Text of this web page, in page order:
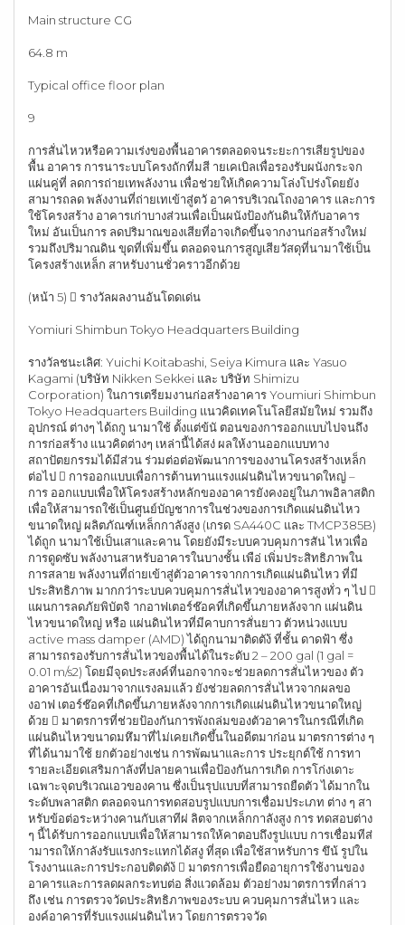
Main structure CG
64.8 m
Typical office floor plan
9
การสั่นไหวหรือความเร่งของพื้นอาคารตลอดจนระยะการเสียรูปของ
พื้น อาคาร การนาระบบโครงถักที่มสี ายเคเบิลเพื่อรองรับผนังกระจก
แผ่นคู่ที่ ลดการถ่ายเทพลังงาน เพื่อช่วยให้เกิดความโล่งโปร่งโดยยัง
สามารถลด พลังงานที่ถ่ายเทเข้าสู่ตวั อาคารบริเวณโถงอาคาร และการ
ใช้โครงสร้าง อาคารเก่าบางส่วนเพื่อเป็นผนังป้องกันดินให้กับอาคาร
ใหม่ อันเป็นการ ลดปริมาณของเสียที่อาจเกิดขึ้นจากงานก่อสร้างใหม่
รวมถึงปริมาณดิน ขุดที่เพิ่มขึ้น ตลอดจนการสูญเสียวัสดุที่นามาใช้เป็น
โครงสร้างเหล็ก สาหรับงานชั่วคราวอีกด้วย
(หน้า 5)  รางวัลผลงานอันโดดเด่น
Yomiuri Shimbun Tokyo Headquarters Building
รางวัลชนะเลิศ: Yuichi Koitabashi, Seiya Kimura และ Yasuo
Kagami (บริษัท Nikken Sekkei และ บริษัท Shimizu
Corporation) ในการเตรียมงานก่อสร้างอาคาร Youmiuri Shimbun
Tokyo Headquarters Building แนวคิดเทคโนโลยีสมัยใหม่ รวมถึง
อุปกรณ์ ต่างๆ ได้ถกู นามาใช้ ตั้งแต่ข้นั ตอนของการออกแบบไปจนถึง
การก่อสร้าง แนวคิดต่างๆ เหล่านี้ได้สง่ ผลให้งานออกแบบทาง
สถาปัตยกรรมได้มีส่วน ร่วมต่อต่อพัฒนาการของงานโครงสร้างเหล็ก
ต่อไป  การออกแบบเพื่อการต้านทานแรงแผ่นดินไหวขนาดใหญ่ –
การ ออกแบบเพื่อให้โครงสร้างหลักของอาคารยังคงอยู่ในภาพอิลาสติก
เพื่อให้สามารถใช้เป็นศูนย์บัญชาการในช่วงของการเกิดแผ่นดินไหว
ขนาดใหญ่ ผลิตภัณฑ์เหล็กกาลังสูง (เกรด SA440C และ TMCP385B)
ได้ถูก นามาใช้เป็นเสาและคาน โดยยังมีระบบควบคุมการสัน่ ไหวเพื่อ
การดูดซับ พลังงานสาหรับอาคารในบางชั้น เพือ่ เพิ่มประสิทธิภาพใน
การสลาย พลังงานที่ถ่ายเข้าสู่ตัวอาคารจากการเกิดแผ่นดินไหว ที่มี
ประสิทธิภาพ มากกว่าระบบควบคุมการสั่นไหวของอาคารสูงทั่ว ๆ ไป 
แผนการลดภัยพิบัตจิ ากอาฟเตอร์ช๊อคที่เกิดขึ้นภายหลังจาก แผ่นดิน
ไหวขนาดใหญ่ หรือ แผ่นดินไหวที่มีคาบการสั่นยาว ตัวหน่วงแบบ
active mass damper (AMD) ได้ถูกนามาติดตัง้ ที่ชั้น ดาดฟ้า ซึ่ง
สามารถรองรับการสั่นไหวของพื้นได้ในระดับ 2 – 200 gal (1 gal =
0.01 m/s2) โดยมีจุดประสงค์ที่นอกจากจะช่วยลดการสั่นไหวของ ตัว
อาคารอันเนื่องมาจากแรงลมแล้ว ยังช่วยลดการสั่นไหวจากผลขอ
งอาฟ เตอร์ช๊อคที่เกิดขึ้นภายหลังจากการเกิดแผ่นดินไหวขนาดใหญ่
ด้วย  มาตรการที่ช่วยป้องกันการพังถล่มของตัวอาคารในกรณีที่เกิด
แผ่นดินไหวขนาดมหึมาที่ไม่เคยเกิดขึ้นในอดีตมาก่อน มาตรการต่าง ๆ
ที่ได้นามาใช้ ยกตัวอย่างเช่น การพัฒนาและการ ประยุกต์ใช้ การทา
รายละเอียดเสริมกาลังที่ปลายคานเพื่อป้องกันการเกิด การโก่งเดาะ
เฉพาะจุดบริเวณเอวของคาน ซึ่งเป็นรุปแบบที่สามารถยืดตัว ได้มากใน
ระดับพลาสติก ตลอดจนการทดสอบรูปแบบการเชื่อมประเภท ต่าง ๆ สา
หรับข้อต่อระหว่างคานกับเสาทีผ่ ลิตจากเหล็กกาลังสูง การ ทดสอบต่าง
ๆ นี้ได้รับการออกแบบเพื่อให้สามารถให้คาตอบถึงรูปแบบ การเชื่อมทีส่
ามารถให้กาลังรับแรงกระแทกได้สงู ที่สุด เพื่อใช้สาหรับการ ขึน้ รูปใน
โรงงานและการประกอบติดตัง้  มาตรการเพื่อยืดอายุการใช้งานของ
อาคารและการลดผลกระทบต่อ สิ่งแวดล้อม ตัวอย่างมาตรการที่กล่าว
ถึง เช่น การตรวจวัดประสิทธิภาพของระบบ ควบคุมการสั่นไหว และ
องค์อาคารที่รับแรงแผ่นดินไหว โดยการตรวจวัด